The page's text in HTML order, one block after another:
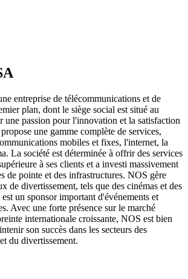
entreprise de télécommunications et de
plan, dont le siège social est situé au
une passion pour l'innovation et la satisfaction
une gamme complète de services,
mobiles et fixes, l'internet, la
La société est déterminée à offrir des services
à ses clients et a investi massivement
de pointe et des infrastructures. NOS gère
de divertissement, tels que des cinémas et des
un sponsor important d'événements et
Avec une forte présence sur le marché
internationale croissante, NOS est bien
son succès dans les secteurs des
du divertissement.